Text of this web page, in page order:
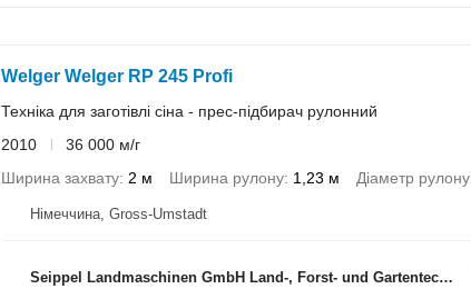
Welger Welger RP 245 Profi
Техніка для заготівлі сіна - прес-підбирач рулонний
2010
36 000 м/г
Ширина захвату 2 м Ширина рулону 1,23 м Діаметр рулону
Німеччина, Gross-Umstadt
Seippel Landmaschinen GmbH Land-, Forst- und Gartentechnik